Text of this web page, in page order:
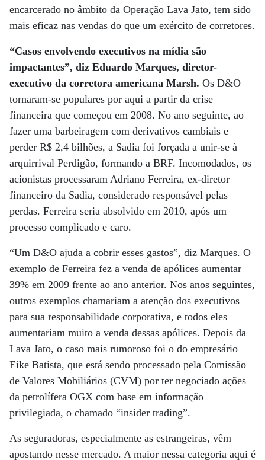
encarcerado no âmbito da Operação Lava Jato, tem sido
mais eficaz nas vendas do que um exército de corretores.
“Casos envolvendo executivos na mídia são
impactantes”, diz Eduardo Marques, diretor-
executivo da corretora americana Marsh. Os D&O
tornaram-se populares por aqui a partir da crise
financeira que começou em 2008. No ano seguinte, ao
fazer uma barbeiragem com derivativos cambiais e
perder R$ 2,4 bilhões, a Sadia foi forçada a unir-se à
arquirrival Perdigão, formando a BRF. Incomodados, os
acionistas processaram Adriano Ferreira, ex-diretor
financeiro da Sadia, considerado responsável pelas
perdas. Ferreira seria absolvido em 2010, após um
processo complicado e caro.
“Um D&O ajuda a cobrir esses gastos”, diz Marques. O
exemplo de Ferreira fez a venda de apólices aumentar
39% em 2009 frente ao ano anterior. Nos anos seguintes,
outros exemplos chamariam a atenção dos executivos
para sua responsabilidade corporativa, e todos eles
aumentariam muito a venda dessas apólices. Depois da
Lava Jato, o caso mais rumoroso foi o do empresário
Eike Batista, que está sendo processado pela Comissão
de Valores Mobiliários (CVM) por ter negociado ações
da petrolífera OGX com base em informação
privilegiada, o chamado “insider trading”.
As seguradoras, especialmente as estrangeiras, vêm
apostando nesse mercado. A maior nessa categoria aqui é